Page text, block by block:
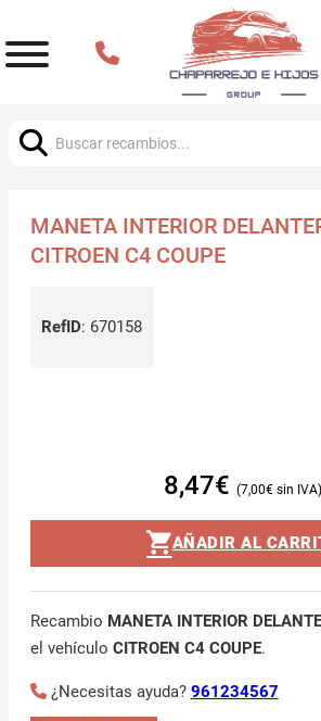
MANETA INTERIOR
CITROEN C4 COUPE
RefID: 670158
8,47€ 7,00€
AÑADIR AL
Recambio MANETA INTERIOR
el vehículo CITROEN C4 COUPE.
¿Necesitas ayuda? 961234567